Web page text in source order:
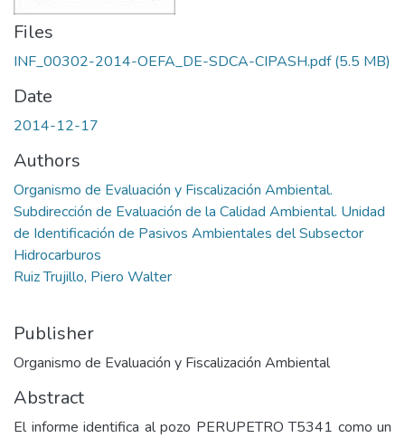
Files
INF_00302-2014-OEFA_DE-SDCA-CIPASH.pdf(5.5 MB)
Date
2014-12-17
Authors
Organismo de Evaluación y Fiscalización Ambiental.
Subdirección de Evaluación de la Calidad Ambiental. Unidad
de Identificación de Pasivos Ambientales del Subsector
Hidrocarburos
Ruiz Trujillo, Piero Walter
Publisher
Organismo de Evaluación y Fiscalización Ambiental
Abstract
El informe identifica al pozo PERUPETRO T5341 como un